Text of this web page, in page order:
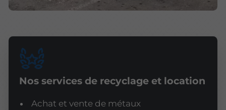
Nos services de recyclage et location
Achat et vente de métaux